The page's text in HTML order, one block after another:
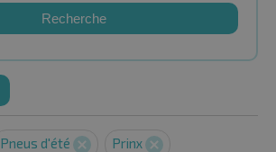
Recherche
Pneus d'été Prinx